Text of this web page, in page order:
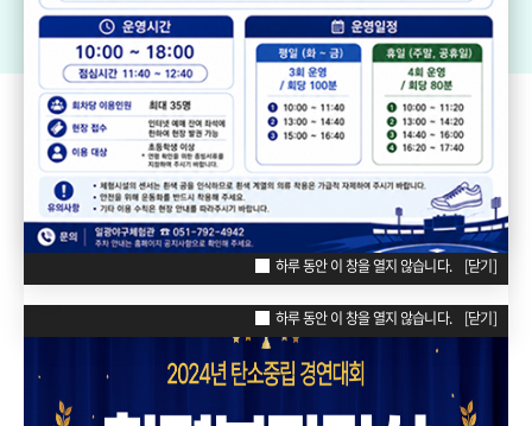
하루 동안 이 창을 열지 않습니다. [닫기]
하루 동안 이 창을 열지 않습니다. [닫기]
하루 동안 이 창을 열지 않습니다. [닫기]
POPUPZONE